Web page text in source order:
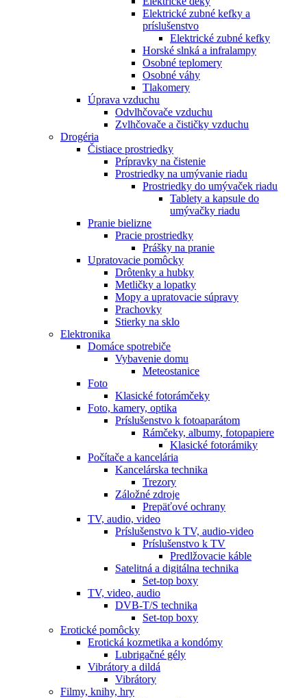
Elektrické zubné kefky a
príslušenstvo
Elektrické zubné kefky
Horské slnká a infralampy
Osobné teplomery
Osobné váhy
Tlakomery
Úprava vzduchu
Odvlhčovače vzduchu
Zvlhčovače a čističky vzduchu
Drogéria
Čistiace prostriedky
Prípravky na čistenie
Prostriedky na umývanie riadu
Prostriedky do umývaček riadu
Tablety a kapsule do
umývačky riadu
Pranie bielizne
Pracie prostriedky
Prášky na pranie
Upratovacie pomôcky
Drôtenky a hubky
Metličky a lopatky
Mopy a upratovacie súpravy
Prachovky
Stierky na sklo
Elektronika
Domáce spotrebiče
Vybavenie domu
Meteostanice
Foto
Klasické fotorámčeky
Foto, kamery, optika
Príslušenstvo k fotoaparátom
Rámčeky, albumy, fotopapiere
Klasické fotorámiky
Počítače a kancelária
Kancelárska technika
Trezory
Záložné zdroje
Prepäťové ochrany
TV, audio, video
Príslušenstvo k TV, audio-video
Príslušenstvo k TV
Predlžovacie káble
Satelitná a digitálna technika
Set-top boxy
TV, video, audio
DVB-T/S technika
Set-top boxy
Erotické pomôcky
Erotická kozmetika a kondómy
Lubrigačné gély
Vibrátory a dildá
Vibrátory
Filmy, knihy, hry